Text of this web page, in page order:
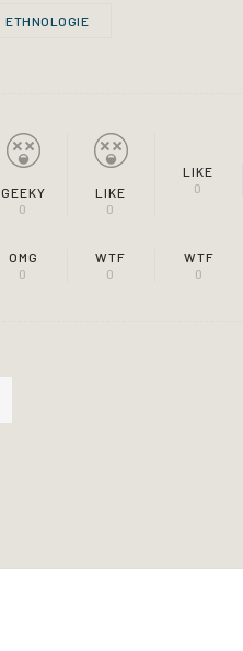
ETHNOLOGIE
GEEKY
0
LIKE
0
LIKE
0
OMG
0
WTF
0
WTF
0